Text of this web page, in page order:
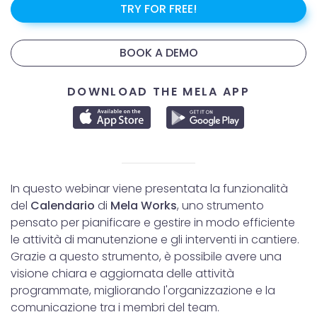
TRY FOR FREE!
BOOK A DEMO
DOWNLOAD THE MELA APP
In questo webinar viene presentata la funzionalità
del Calendario di Mela Works, uno strumento
pensato per pianificare e gestire in modo efficiente
le attività di manutenzione e gli interventi in cantiere.
Grazie a questo strumento, è possibile avere una
visione chiara e aggiornata delle attività
programmate, migliorando l'organizzazione e la
comunicazione tra i membri del team.